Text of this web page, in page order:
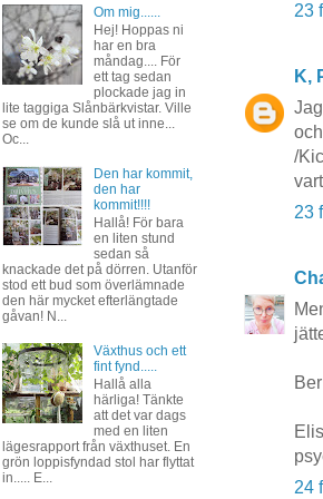
23
K,
/
23
24
Om mig......
Hej! Hoppas ni
har en bra
måndag.... För
ett tag sedan
plockade jag in
lite taggiga Slånbärkvistar. Ville
se om de kunde slå ut inne...
Oc...
Den har kommit,
den har
kommit!!!!
Hallå! För bara
en liten stund
sedan så
knackade det på dörren. Utanför
stod ett bud som överlämnade
den här mycket efterlängtade
gåvan! N...
Växthus och ett
fint fynd.....
Hallå alla
härliga! Tänkte
att det var dags
med en liten
lägesrapport från växthuset. En
grön loppisfyndad stol har flyttat
in..... E...